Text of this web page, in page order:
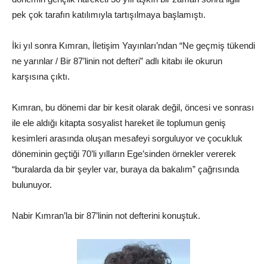
pek çok tarafın katılımıyla tartışılmaya başlamıştı.
İki yıl sonra Kımran, İletişim Yayınları’ndan “Ne geçmiş tükendi
ne yarınlar / Bir 87’linin not defteri” adlı kitabı ile okurun
karşısına çıktı.
Kımran, bu dönemi dar bir kesit olarak değil, öncesi ve sonrası
ile ele aldığı kitapta sosyalist hareket ile toplumun geniş
kesimleri arasında oluşan mesafeyi sorguluyor ve çocukluk
döneminin geçtiği 70’li yılların Ege’sinden örnekler vererek
“buralarda da bir şeyler var, buraya da bakalım” çağrısında
bulunuyor.
Nabir Kımran’la bir 87’linin not defterini konuştuk.